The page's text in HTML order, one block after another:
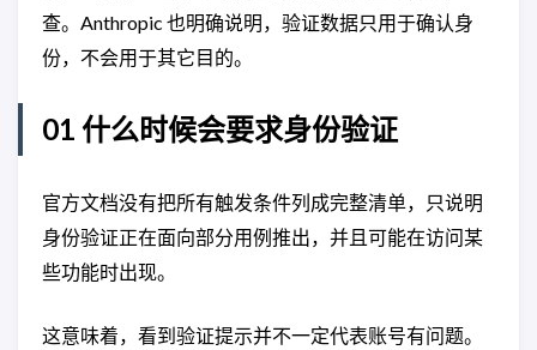
查。Anthropic 也明确说明，验证数据只用于确认身
份，不会用于其它目的。
01 什么时候会要求身份验证
官方文档没有把所有触发条件列成完整清单，只说明
身份验证正在面向部分用例推出，并且可能在访问某
些功能时出现。
这意味着，看到验证提示并不一定代表账号有问题。